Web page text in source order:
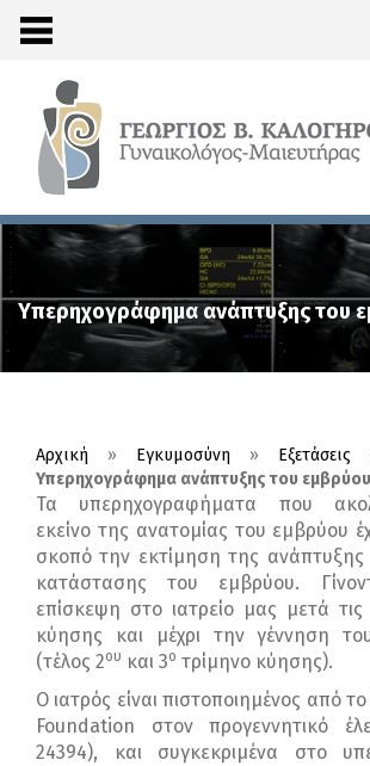
Υπερηχογράφημα ανάπτυξης του
Αρχική » Εγκυμοσύνη » Εξετάσεις
Υπερηχογράφημα ανάπτυξης του εμβρύου
Τα υπερηχογραφήματα που
εκείνο της ανατομίας του εμβρύου
σκοπό την εκτίμηση της ανάπτυξης
κατάστασης του εμβρύου.
επίσκεψη στο ιατρείο μας μετά
κύησης και μέχρι την γέννηση
(τέλος 2ου και 3ο τρίμηνο κύησης).
Ο ιατρός είναι πιστοποιημένος από
Foundation στον προγεννητικό
24394), και συγκεκριμένα στο